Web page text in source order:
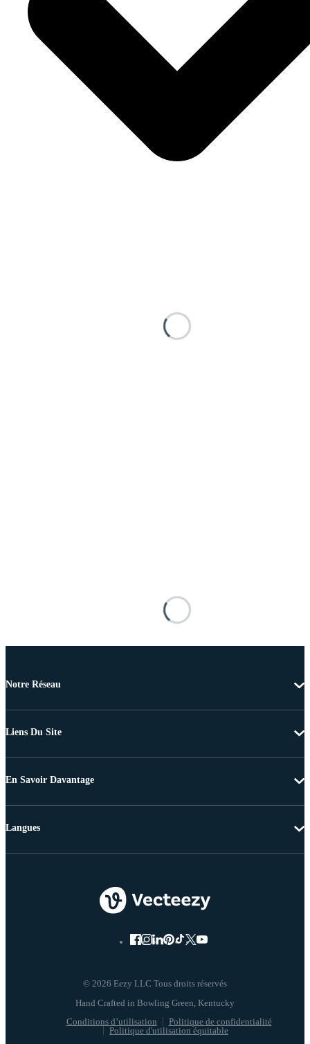
Notre Réseau
Liens Du Site
En Savoir Davantage
© 2026 Eezy LLC Tous droits réservés
Conditions d’utilisation
Politique de confidentialité
Politique d'utilisation équitable
Langues